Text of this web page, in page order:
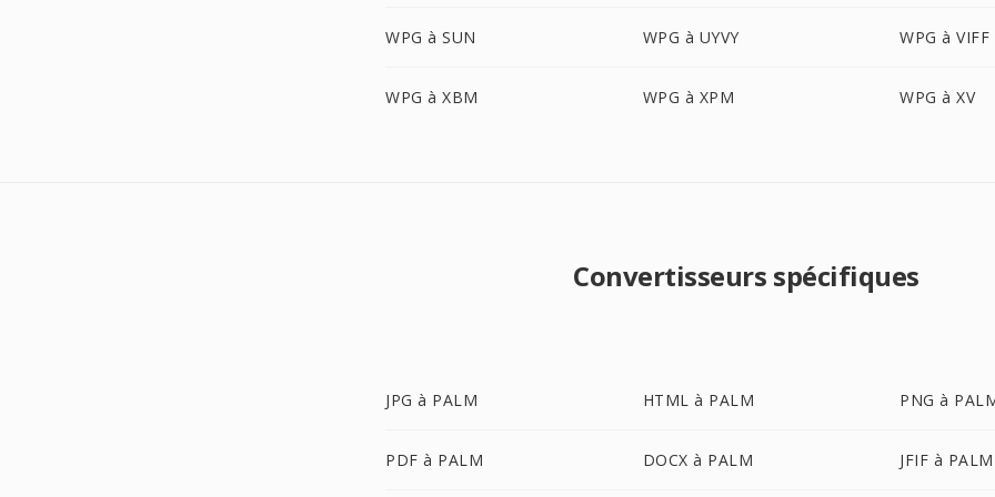
WPG à SUN WPG à UYVY WPG à VIFF
WPG à XBM WPG à XPM WPG à XV
Convertisseurs spécifiques
JPG à PALM HTML à PALM PNG à
PDF à PALM DOCX à PALM JFIF à PALM